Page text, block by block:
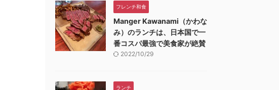
フレンチ和食
Manger Kawanami（かわな
み）のランチは、日本国で一
番コスパ最強で美食家が絶賛
2022/10/29
ランチ